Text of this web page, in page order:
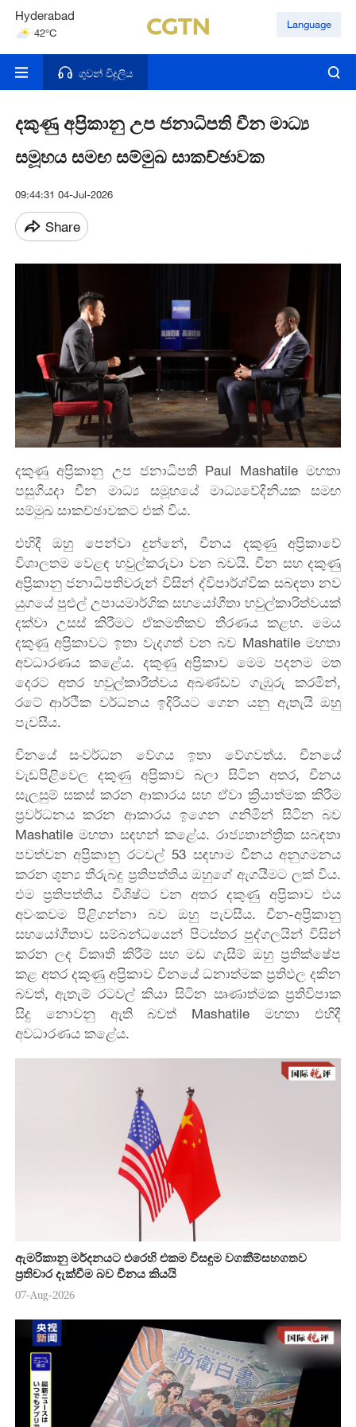
Hyderabad
42°C
Mumbai
Language
ගුවන් විදුලිය
දකුණු අප්‍රිකානු උප ජනාධිපති චීන මාධ්‍ය
සමූහය සමඟ සම්මුඛ සාකච්ඡාවක
09:44:31 04-Jul-2026
Share
දකුණු අප්‍රිකානු උප ජනාධිපති Paul Mashatile මහතා
පසුගියදා චීන මාධ්‍ය සමූහයේ මාධ්‍යවේදිනියක සමඟ
සම්මුඛ සාකච්ඡාවකට එක් විය.
එහිදී ඔහු පෙන්වා දුන්නේ, චීනය දකුණු අප්‍රිකාවේ
විශාලතම වෙළඳ හවුල්කරුවා වන බවයි. චීන සහ දකුණු
අප්‍රිකානු ජනාධිපතිවරුන් විසින් ද්විපාර්ශ්වික සබඳතා නව
යුගයේ පුළුල් උපායමාර්ගික සහයෝගීතා හවුල්කාරිත්වයක්
දක්වා උසස් කිරීමට ඒකමතිකව තීරණය කළහ. මෙය
දකුණු අප්‍රිකාවට ඉතා වැදගත් වන බව Mashatile මහතා
අවධාරණය කළේය. දකුණු අප්‍රිකාව මෙම පදනම මත
දෙරට අතර හවුල්කාරිත්වය අඛණ්ඩව ගැඹුරු කරමින්,
රටේ ආර්ථික වර්ධනය ඉදිරියට ගෙන යනු ඇතැයි ඔහු
පැවසීය.
චීනයේ සංවර්ධන වේගය ඉතා වේගවත්ය. චීනයේ
වැඩපිළිවෙල දකුණු අප්‍රිකාව බලා සිටින අතර, චීනය
සැලසුම් සකස් කරන ආකාරය සහ ඒවා ක්‍රියාත්මක කිරීම
ප්‍රවර්ධනය කරන ආකාරය ඉගෙන ගනිමින් සිටින බව
Mashatile මහතා සඳහන් කළේය. රාජ්‍යතාන්ත්‍රික සබඳතා
පවත්වන අප්‍රිකානු රටවල් 53 සඳහාම චීනය අනුගමනය
කරන ශුන්‍ය තීරුබදු ප්‍රතිපත්තිය ඔහුගේ ඇගයීමට ලක් විය.
එම ප්‍රතිපත්තිය විශිෂ්ට වන අතර දකුණු අප්‍රිකාව එය
අවංකවම පිළිගන්නා බව ඔහු පැවසීය. චීන-අප්‍රිකානු
සහයෝගීතාව සම්බන්ධයෙන් පිටස්තර පුද්ගලයින් විසින්
කරන ලද විකෘති කිරීම් සහ මඩ ගැසීම් ඔහු ප්‍රතික්ෂේප
කළ අතර දකුණු අප්‍රිකාව චීනයේ ධනාත්මක ප්‍රතිඵල දකින
බවත්, ඇතැම් රටවල් කියා සිටින ඍණාත්මක ප්‍රතිවිපාක
සිදු නොවනු ඇති බවත් Mashatile මහතා එහිදී
අවධාරණය කළේය.
ඇමරිකානු මර්දනයට එරෙහි එකම විසඳුම වගකීම්සහගතව
ප්‍රතිචාර දැක්වීම බව චීනය කියයි
07-Aug-2026